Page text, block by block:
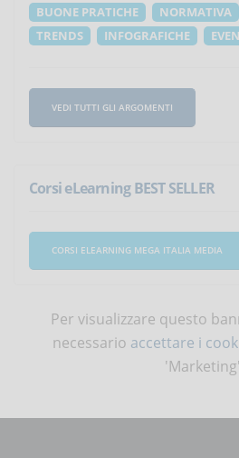
BUONE PRATICHE
NORMATIVA
TRENDS
INFOGRAFICHE
VEDI TUTTI GLI ARGOMENTI
Corsi eLearning BEST SELLER
CORSI ELEARNING MEGA ITALIA MEDIA
Per visualizzare questo
necessario accettare i
'Marketing'